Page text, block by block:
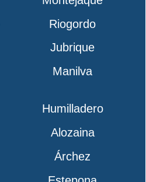
Riogordo
Jubrique
Manilva
Humilladero
Alozaina
Árchez